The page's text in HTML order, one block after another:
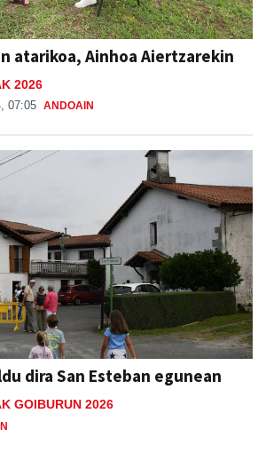
atarikoa, Ainhoa Aiertzarekin
2026
07:05 ANDOAIN
dira San Esteban egunean
GOIBURUN 2026